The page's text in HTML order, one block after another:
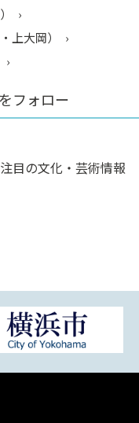
上大岡）
フォロー
目の文化・芸術情報